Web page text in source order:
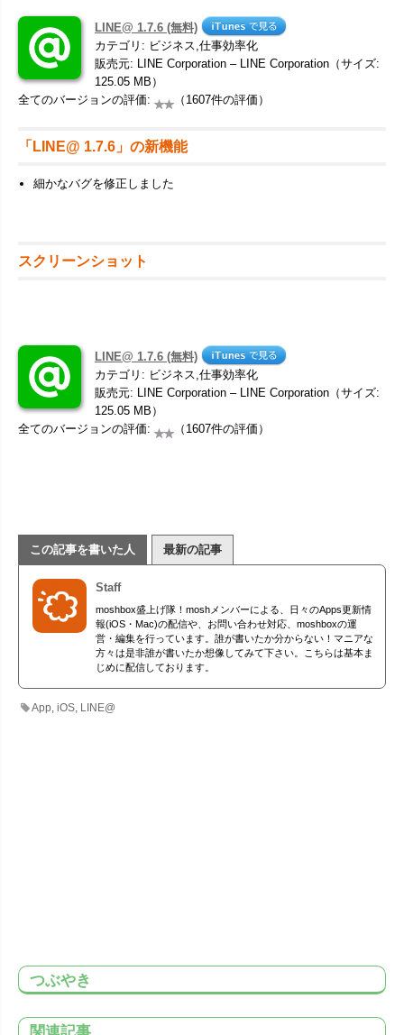
LINE@ 1.7.6 (無料)
カテゴリ: ビジネス,仕事効率化
販売元: LINE Corporation – LINE Corporation（サイズ:
125.05 MB）
全てのバージョンの評価:
（1607件の評価）
「LINE@ 1.7.6」の新機能
細かなバグを修正しました
スクリーンショット
LINE@ 1.7.6 (無料)
カテゴリ: ビジネス,仕事効率化
販売元: LINE Corporation – LINE Corporation（サイズ:
125.05 MB）
全てのバージョンの評価:
（1607件の評価）
この記事を書いた人 最新の記事
Staff
moshbox盛上げ隊！moshメンバーによる、日々のApps更新情
報(iOS・Mac)の配信や、お問い合わせ対応、moshboxの運
営・編集を行っています。誰が書いたか分からない！マニアな
方々は是非誰が書いたか想像してみて下さい。こちらは基本ま
じめに配信しております。
App ,iOS LINE@
つぶやき
関連記事